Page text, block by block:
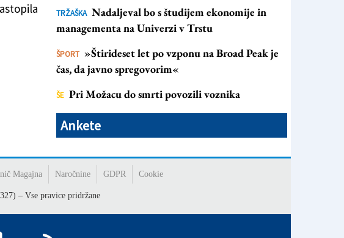
TRŽAŠKA Nadaljeval bo s študijem ekonomije in
managementa na Univerzi v Trstu
ŠPORT »Štirideset let po vzponu na Broad Peak je
čas, da javno spregovorim«
ŠE Pri Možacu do smrti povozili voznika
Ankete
Magajna Naročnine GDPR Cookie
– Vse pravice pridržane